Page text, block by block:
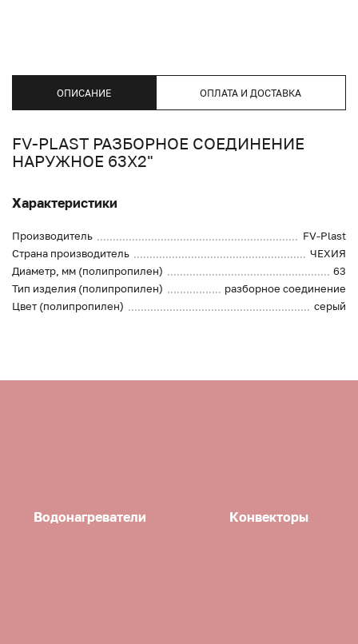
ОПИСАНИЕ ОПЛАТА И ДОСТАВКА
FV-PLAST РАЗБОРНОЕ СОЕДИНЕНИЕ
НАРУЖНОЕ 63Х2"
Характеристики
Производитель
FV-Plast
Страна производитель
ЧЕХИЯ
Диаметр, мм (полипропилен)
63
Тип изделия (полипропилен)
разборное соединение
Цвет (полипропилен)
серый
Водонагреватели Конвекторы